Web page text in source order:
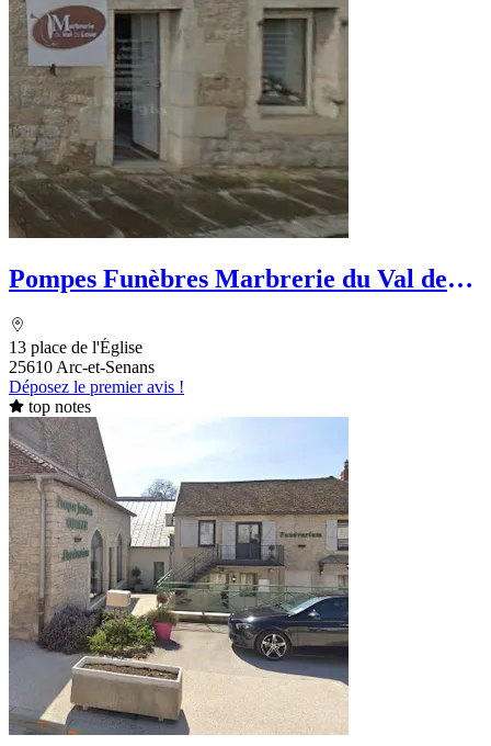
Pompes Funèbres Marbrerie du Val de
13 place de l'Église
25610 Arc-et-Senans
Déposez le premier avis !
top notes